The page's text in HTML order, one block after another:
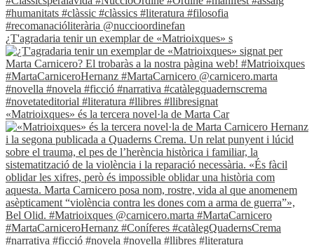
¿T'agradaria tenir un exemplar de «Matrioixques» s
«Matrioixques» és la tercera novel·la de Marta Car